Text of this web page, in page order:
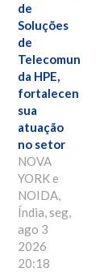
de
Soluções
de
da HPE,
fortalecendo
sua
atuação
no setor
NOVA
YORK e
NOIDA,
Índia, seg,
ago 3
2026
20:18